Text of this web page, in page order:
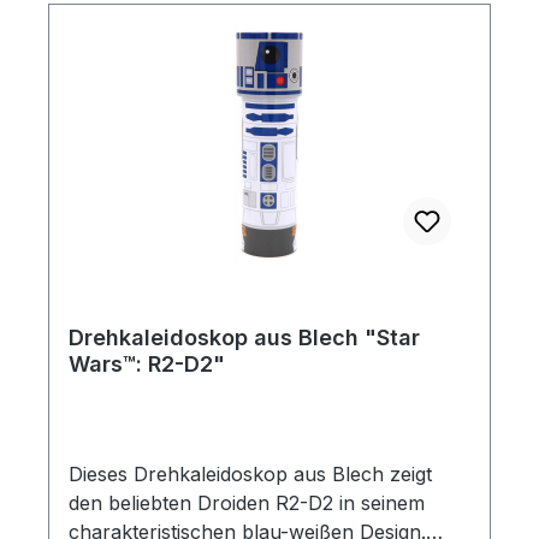
Drehkaleidoskop aus Blech "Star
Wars™: R2-D2"
Dieses Drehkaleidoskop aus Blech zeigt
den beliebten Droiden R2-D2 in seinem
charakteristischen blau-weißen Design.